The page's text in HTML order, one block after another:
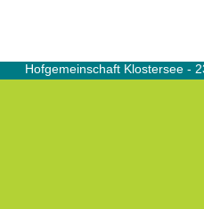
Hofgemeinschaft Klostersee -